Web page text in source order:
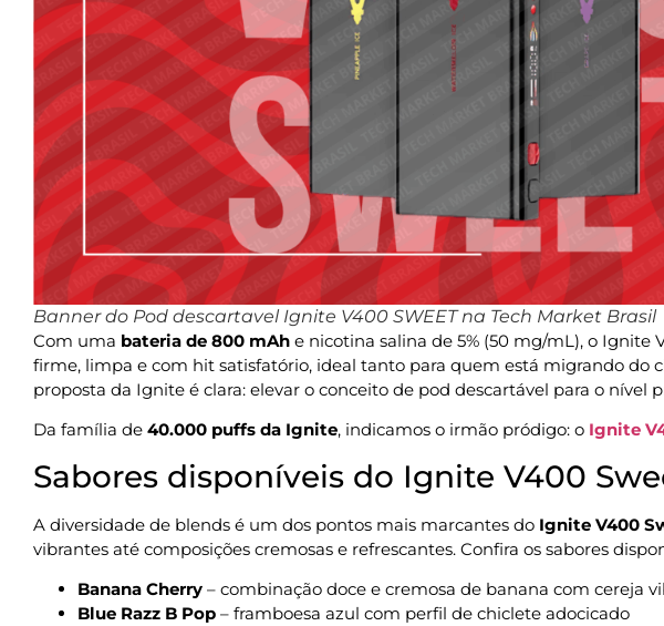
Banner do Pod descartavel Ignite V400 SWEET na Tech Market Brasil
Com uma bateria de 800 mAh e nicotina salina de 5% (50 mg/mL), o
firme, limpa e com hit satisfatório, ideal tanto para quem está migrando do
proposta da Ignite é clara: elevar o conceito de pod descartável para o
Da família de 40.000 puffs da Ignite, indicamos o irmão pródigo: o Ignite
Sabores disponíveis do Ignite V400
A diversidade de blends é um dos pontos mais marcantes do Ignite V400
vibrantes até composições cremosas e refrescantes. Confira os sabores
Banana Cherry – combinação doce e cremosa de banana com cereja
Blue Razz B Pop – framboesa azul com perfil de chiclete adocicado